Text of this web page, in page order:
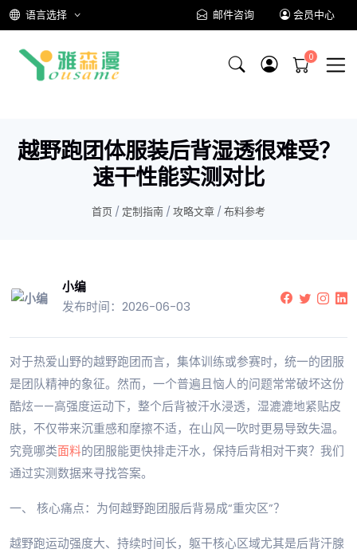
语言选择 邮件咨询 会员中心
越野跑团体服装后背湿透很难受？
速干性能实测对比
首页 / 定制指南 / 攻略文章 / 布料参考
小编
发布时间：2026-06-03
对于热爱山野的越野跑团而言，集体训练或参赛时，统一的团服
是团队精神的象征。然而，一个普遍且恼人的问题常常破坏这份
酷炫——高强度运动下，整个后背被汗水浸透，湿漉漉地紧贴皮
肤，不仅带来沉重感和摩擦不适，在山风一吹时更易导致失温。
究竟哪类面料的团服能更快排走汗水，保持后背相对干爽？我们
通过实测数据来寻找答案。
一、 核心痛点：为何越野跑团服后背易成“重灾区”？
越野跑运动强度大、持续时间长，躯干核心区域尤其是后背汗腺